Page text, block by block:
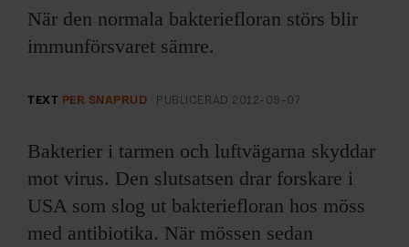
LYSSNA/PODD
KONTAKTA F&F
SKRIV I F&F
När den normala bakteriefloran störs blir
immunförsvaret sämre.
TEXT PER SNAPRUD PUBLICERAD 2012-09-07
Bakterier i tarmen och luftvägarna skyddar
mot virus. Den slutsatsen drar forskare i
USA som slog ut bakteriefloran hos möss
med antibiotika. När mössen sedan